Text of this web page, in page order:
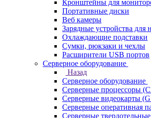
Кронштейны для
Портативные диски
Веб камеры
Зарядные устройства для
Охлаждающие подставки
Сумки, рюкзаки и чехлы
Расширители USB портов
Серверное оборудование
Назад
Серверное оборудование
Серверные процессоры
Серверные видеокарты
Серверные оперативная
Серверные